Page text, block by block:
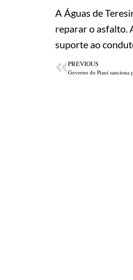
A Águas de
reparar o asfalto.
suporte ao
PREVIOUS